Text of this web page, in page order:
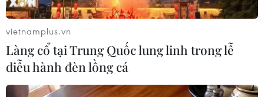
#Thiết bị an ninh #Bắn trọng thương
#Bắn công an
Kon Tum
Quảng Ngãi
vietnamplus.vn
Làng cổ tại Trung Quốc lung linh trong lễ
diễu hành đèn lồng cá